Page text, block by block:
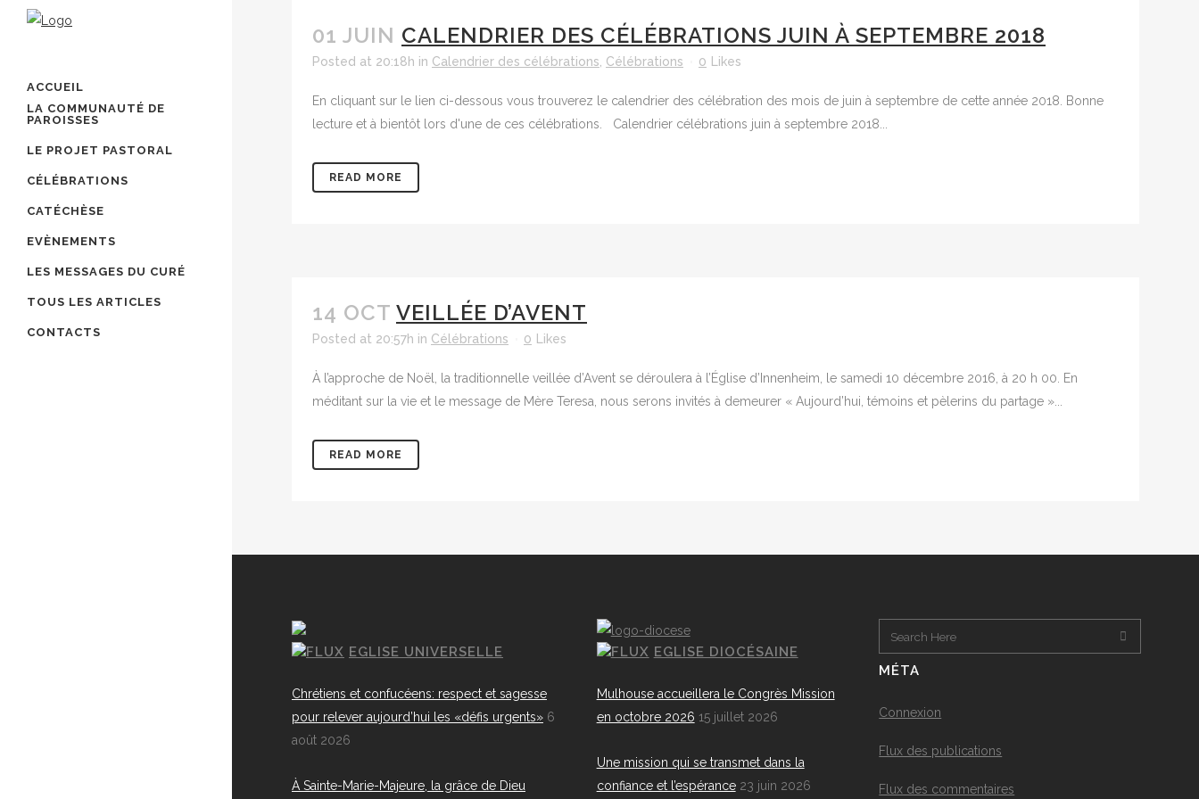
ACCUEIL
LA COMMUNAUTÉ DE
PAROISSES
LE PROJET PASTORAL
CÉLÉBRATIONS
CATÉCHÈSE
EVÈNEMENTS
LES MESSAGES DU CURÉ
TOUS LES ARTICLES
CONTACTS
01 JUIN CALENDRIER DES CÉLÉBRATIONS JUIN À SEPTEMBRE 2018
Posted at 20:18h in Calendrier des célébrations Célébrations 0 Likes
En cliquant sur le lien ci-dessous vous trouverez le calendrier des célébration des mois de juin à septembre de cette année 2018. Bonne
lecture et à bientôt lors d'une de ces célébrations. Calendrier célébrations juin à septembre 2018...
READ MORE
14 OCT VEILLÉE D’AVENT
Posted at 20:57h in Célébrations 0 Likes
À l’approche de Noël, la traditionnelle veillée d’Avent se déroulera à l’Église d’Innenheim, le samedi 10 décembre 2016, à 20 h 00. En
méditant sur la vie et le message de Mère Teresa, nous serons invités à demeurer « Aujourd’hui, témoins et pèlerins du partage »...
READ MORE
EGLISE UNIVERSELLE
Chrétiens et confucéens: respect et sagesse
pour relever aujourd’hui les «défis urgents» 6
août 2026
À Sainte-Marie-Majeure, la grâce de Dieu
EGLISE DIOCÉSAINE
Mulhouse accueillera le Congrès Mission
en octobre 2026 15 juillet 2026
Une mission qui se transmet dans la
confiance et l’espérance 23 juin 2026
MÉTA
Connexion
Flux des publications
Flux des commentaires